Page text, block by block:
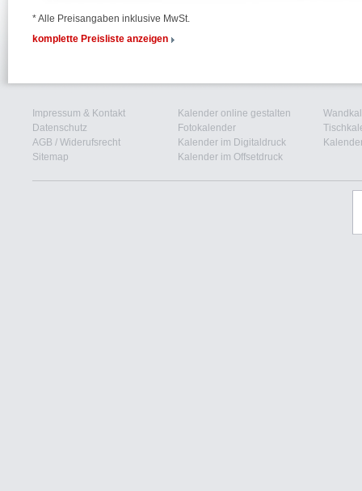
* Alle Preisangaben inklusive MwSt.
komplette Preisliste anzeigen
Impressum & Kontakt
Datenschutz
AGB / Widerufsrecht
Sitemap
Kalender online gestalten
Fotokalender
Kalender im Digitaldruck
Kalender im Offsetdruck